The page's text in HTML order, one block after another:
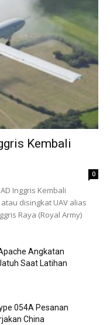
Kembali
0
Inggris Kembali
disingkat UAV alias
Raya (Royal Army)
Angkatan
Saat Latihan
054A Pesanan
China